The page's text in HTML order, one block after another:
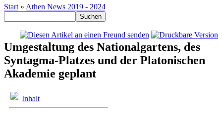
Start » Athen News 2019 - 2024
Umgestaltung des Nationalgartens, des
Syntagma-Platzes und der Platonischen
Akademie geplant
Inhalt